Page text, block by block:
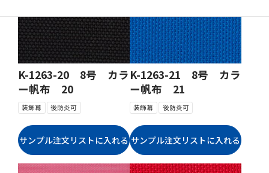
K-1263-20 8号 カラ
ー帆布 20
装飾幕 後防炎可
K-1263-21 8号 カラ
ー帆布 21
装飾幕 後防炎可